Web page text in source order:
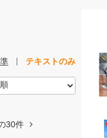
テキストのみ
30件